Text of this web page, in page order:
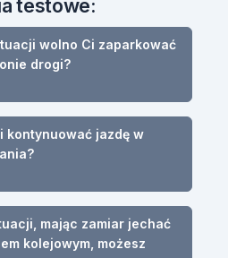
testowe:
wolno Ci zaparkować
drogi?
kontynuować jazdę w
mając zamiar jechać
kolejowym, możesz